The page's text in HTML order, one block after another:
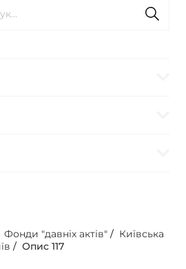
Фонди "давніх актів" / Київська
/ Опис 117